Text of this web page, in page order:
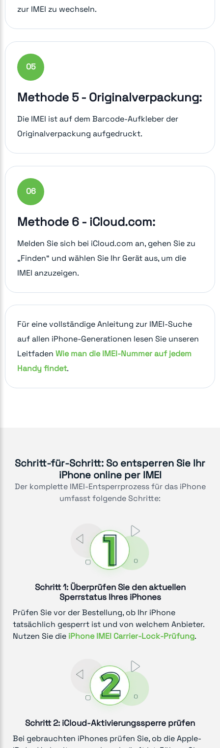
zur IMEI zu wechseln.
05
Methode 5 - Originalverpackung:
Die IMEI ist auf dem Barcode-Aufkleber der
Originalverpackung aufgedruckt.
06
Methode 6 - iCloud.com:
Melden Sie sich bei iCloud.com an, gehen Sie zu
„Finden“ und wählen Sie Ihr Gerät aus, um die
IMEI anzuzeigen.
Für eine vollständige Anleitung zur IMEI-Suche
auf allen iPhone-Generationen lesen Sie unseren
Leitfaden Wie man die IMEI-Nummer auf jedem
Handy findet.
Schritt-für-Schritt: So entsperren Sie Ihr
iPhone online per IMEI
Der komplette IMEI-Entsperrprozess für das iPhone
umfasst folgende Schritte:
Schritt 1: Überprüfen Sie den aktuellen
Sperrstatus Ihres iPhones
Prüfen Sie vor der Bestellung, ob Ihr iPhone
tatsächlich gesperrt ist und von welchem Anbieter.
Nutzen Sie die iPhone IMEI Carrier-Lock-Prüfung.
Schritt 2: iCloud-Aktivierungssperre prüfen
Bei gebrauchten iPhones prüfen Sie, ob die Apple-